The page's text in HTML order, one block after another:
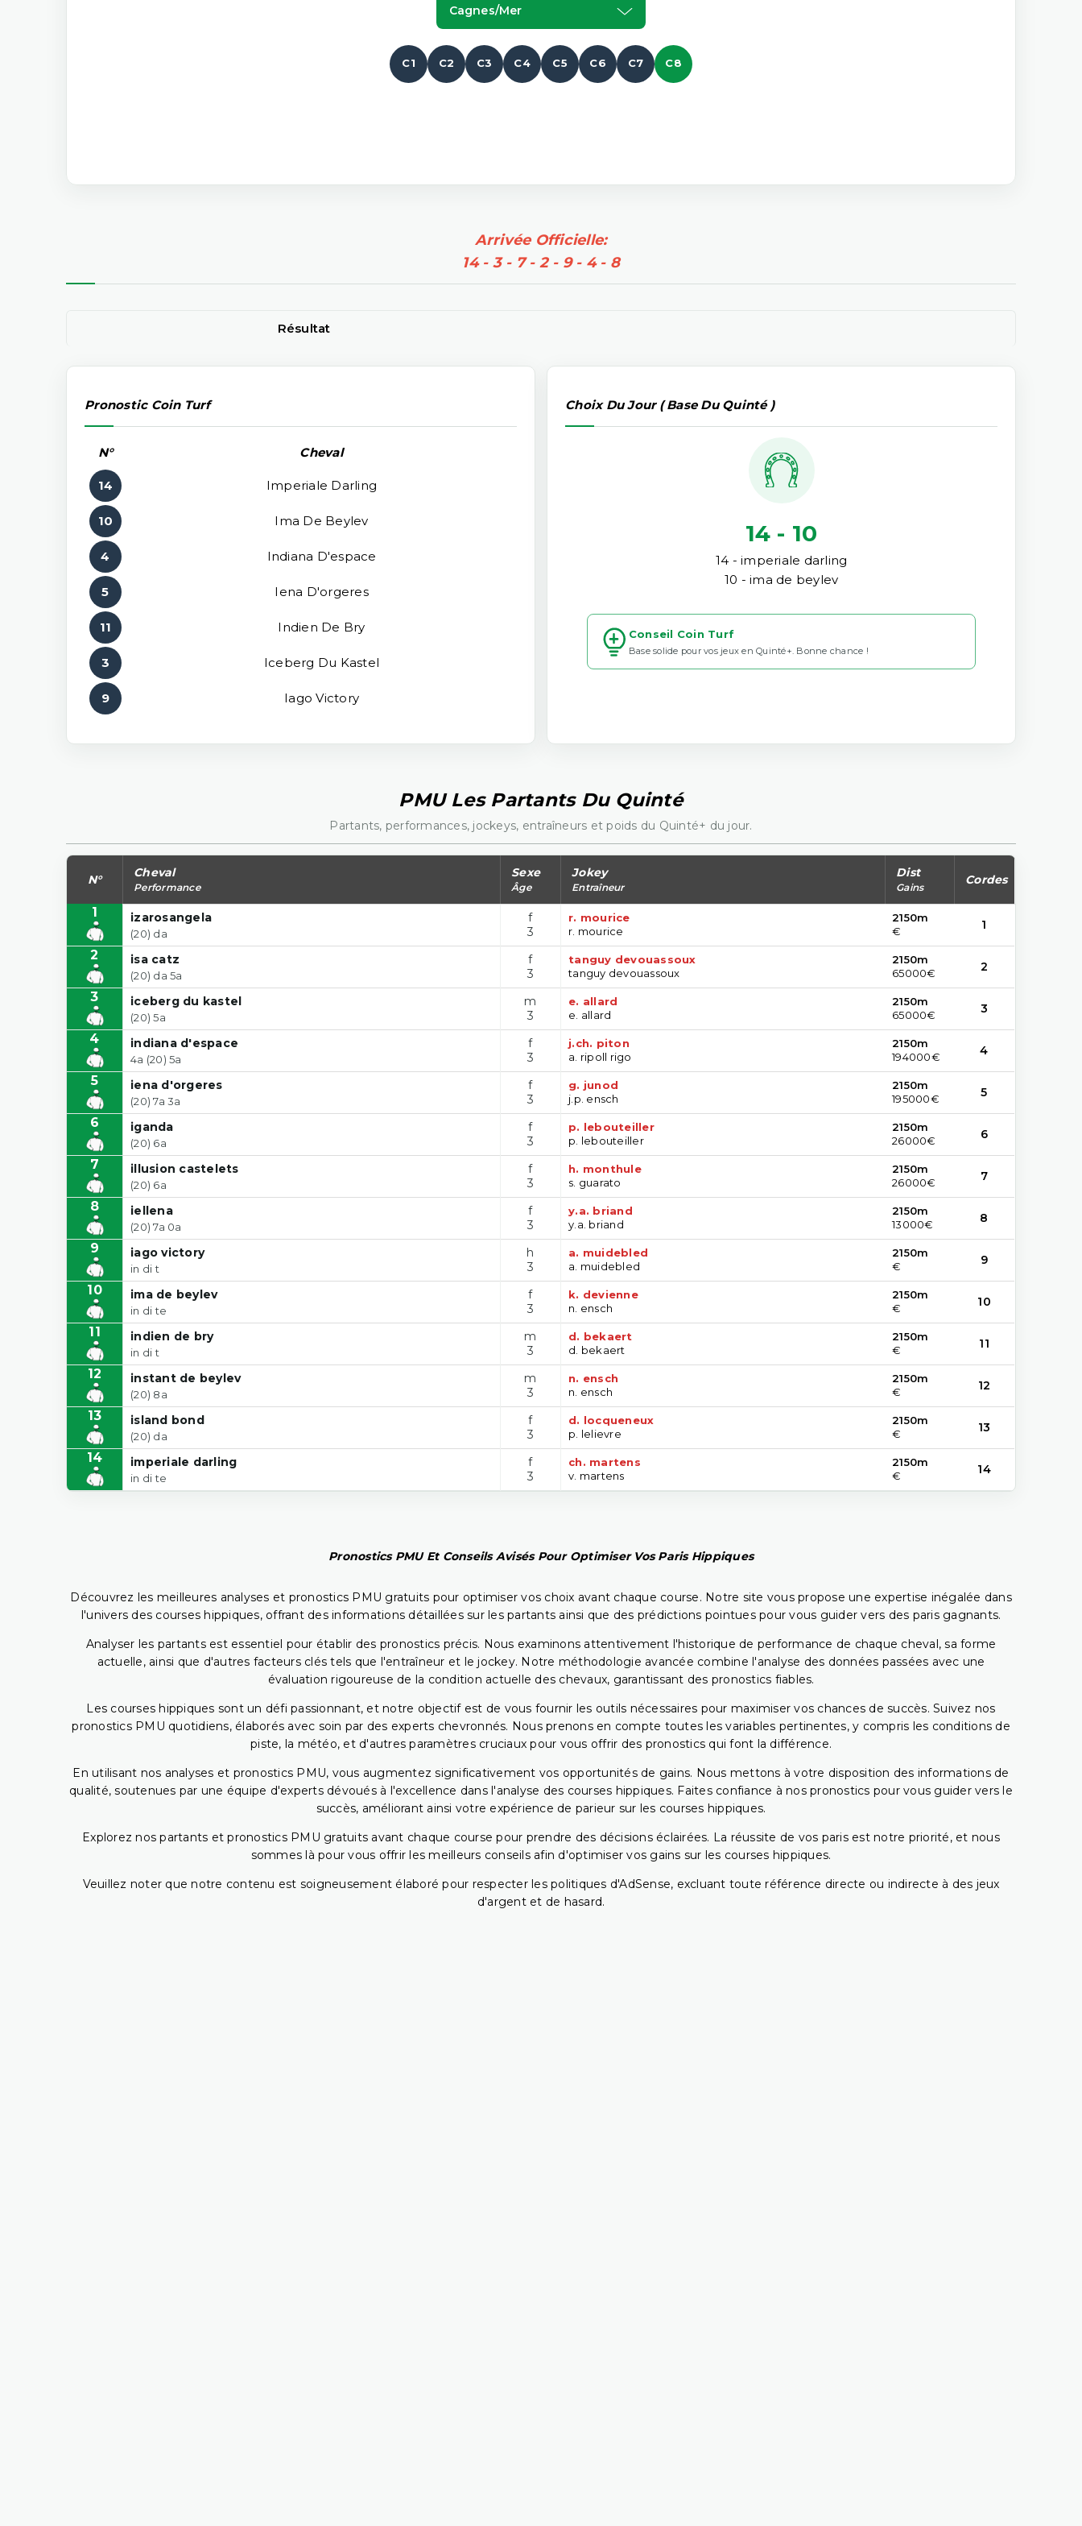
Cagnes/mer
C1 C2 C3 C4 C5 C6 C7 C8
Arrivée Officielle:
14 - 3 - 7 - 2 - 9 - 4 - 8
Résultat
Pronostic Coin Turf
N° Cheval
14 Imperiale Darling
10 Ima De Beylev
4 Indiana D'espace
5 Iena D'orgeres
11 Indien De Bry
3 Iceberg Du Kastel
9 Iago Victory
Choix Du Jour ( Base Du Quinté )
14 - 10
14 - imperiale darling
10 - ima de beylev
Conseil Coin Turf
Base solide pour vos jeux en Quinté+. Bonne chance !
PMU Les Partants Du Quinté
Partants, performances, jockeys, entraîneurs et poids du Quinté+ du jour.
N° Cheval
Performance
Sexe
Âge
Jokey
Entraîneur
Dist
Gains
Cordes
1 izarosangela
(20) da
f
3
r. mourice
r. mourice
2150m
€
1
2 isa catz
(20) da 5a
f
3
tanguy devouassoux
tanguy devouassoux
2150m
65000€
2
3 iceberg du kastel
(20) 5a
m
3
e. allard
e. allard
2150m
65000€
3
4 indiana d'espace
4a (20) 5a
f
3
j.ch. piton
a. ripoll rigo
2150m
194000€
4
5 iena d'orgeres
(20) 7a 3a
f
3
g. junod
j.p. ensch
2150m
195000€
5
6 iganda
(20) 6a
f
3
p. lebouteiller
p. lebouteiller
2150m
26000€
6
7 illusion castelets
(20) 6a
f
3
h. monthule
s. guarato
2150m
26000€
7
8 iellena
(20) 7a 0a
f
3
y.a. briand
y.a. briand
2150m
13000€
8
9 iago victory
in di t
h
3
a. muidebled
a. muidebled
2150m
€
9
10 ima de beylev
in di te
f
3
k. devienne
n. ensch
2150m
€
10
11 indien de bry
in di t
m
3
d. bekaert
d. bekaert
2150m
€
11
12 instant de beylev
(20) 8a
m
3
n. ensch
n. ensch
2150m
€
12
13 island bond
(20) da
f
3
d. locqueneux
p. lelievre
2150m
€
13
14 imperiale darling
in di te
f
3
ch. martens
v. martens
2150m
€
14
Pronostics PMU Et Conseils Avisés Pour Optimiser Vos Paris Hippiques
Découvrez les meilleures analyses et pronostics PMU gratuits pour optimiser vos choix avant chaque course. Notre site vous propose une expertise inégalée dans
l'univers des courses hippiques, offrant des informations détaillées sur les partants ainsi que des prédictions pointues pour vous guider vers des paris gagnants.
Analyser les partants est essentiel pour établir des pronostics précis. Nous examinons attentivement l'historique de performance de chaque cheval, sa forme
actuelle, ainsi que d'autres facteurs clés tels que l'entraîneur et le jockey. Notre méthodologie avancée combine l'analyse des données passées avec une
évaluation rigoureuse de la condition actuelle des chevaux, garantissant des pronostics fiables.
Les courses hippiques sont un défi passionnant, et notre objectif est de vous fournir les outils nécessaires pour maximiser vos chances de succès. Suivez nos
pronostics PMU quotidiens, élaborés avec soin par des experts chevronnés. Nous prenons en compte toutes les variables pertinentes, y compris les conditions de
piste, la météo, et d'autres paramètres cruciaux pour vous offrir des pronostics qui font la différence.
En utilisant nos analyses et pronostics PMU, vous augmentez significativement vos opportunités de gains. Nous mettons à votre disposition des informations de
qualité, soutenues par une équipe d'experts dévoués à l'excellence dans l'analyse des courses hippiques. Faites confiance à nos pronostics pour vous guider vers le
succès, améliorant ainsi votre expérience de parieur sur les courses hippiques.
Explorez nos partants et pronostics PMU gratuits avant chaque course pour prendre des décisions éclairées. La réussite de vos paris est notre priorité, et nous
sommes là pour vous offrir les meilleurs conseils afin d'optimiser vos gains sur les courses hippiques.
Veuillez noter que notre contenu est soigneusement élaboré pour respecter les politiques d'AdSense, excluant toute référence directe ou indirecte à des jeux
d'argent et de hasard.